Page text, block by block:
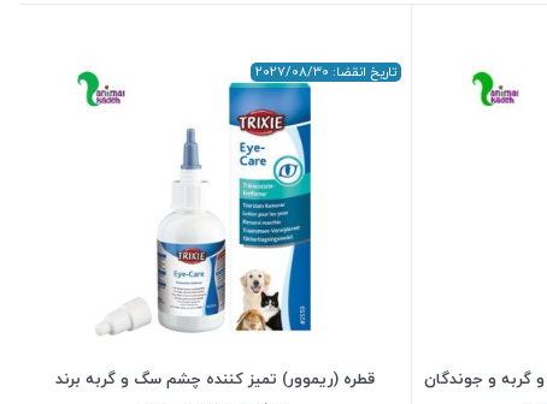
گربه و جوندگان
تاریخ انقضا: 2027/08/30
قطره (ریموور) تمیز کننده چشم سگ و گربه برند